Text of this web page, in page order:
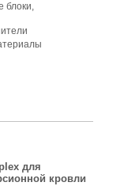
блоки,
для
кровли